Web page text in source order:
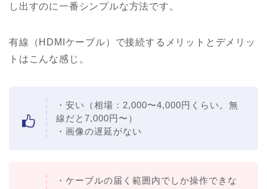
し出すのに一番シンプルな方法です。
有線（HDMIケーブル）で接続するメリットとデメリッ
トはこんな感じ。
・安い（相場：2,000〜4,000円くらい。無
線だと7,000円〜）
・画像の遅延がない
・ケーブルの届く範囲内でしか操作できな